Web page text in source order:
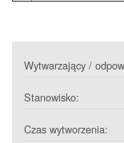
Wytwarzający /
Stanowisko:
Czas wytworzenia: